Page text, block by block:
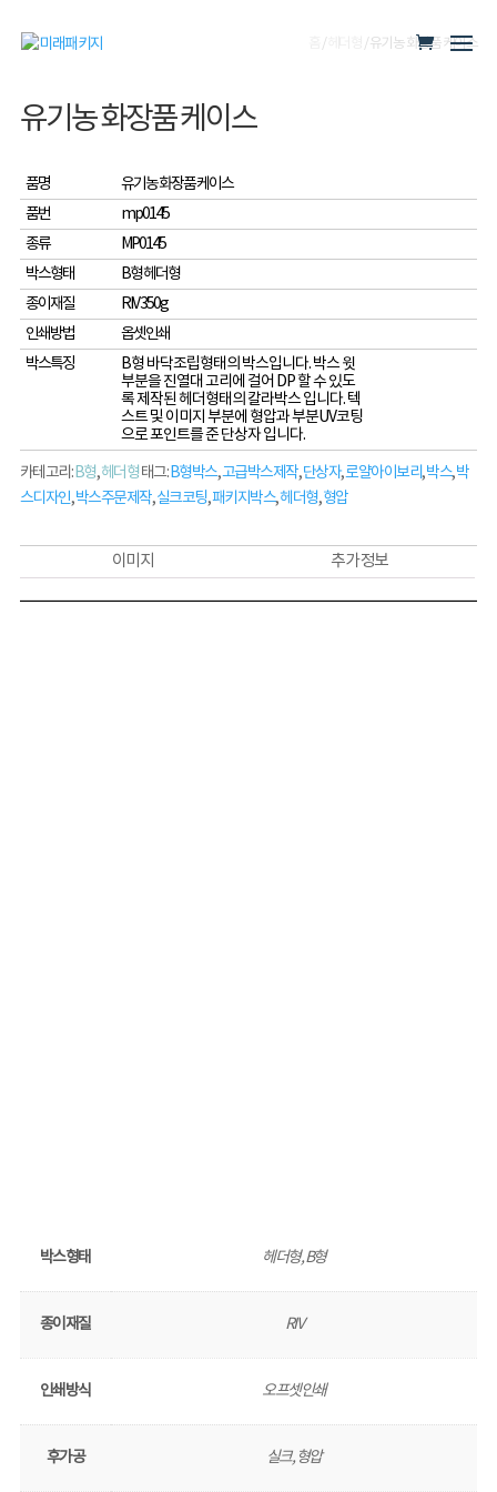
/ / 유기농 화장품 케이스
유기농 화장품 케이스
품명
유기농 화장품 케이스
품번
mp0145
종류
MP0145
박스형태
B형 헤더형
종이재질
RIV 350g
인쇄방법
옵셋인쇄
박스특징
B형 바닥조립형태의 박스입니다. 박스 윗
부분을 진열대 고리에 걸어 DP 할 수 있도
록 제작된 헤더형태의 칼라박스 입니다. 텍
스트 및 이미지 부분에 형압과 부분UV코팅
으로 포인트를 준 단상자 입니다.
카테고리: B형,헤더형태그: B형박스,고급박스제작,단상자,로얄아이보리,박스,박
스디자인,박스주문제작,실크코팅,패키지박스,헤더형,형압
이미지 추가 정보
박스형태 헤더형, B형
종이재질 RIV
인쇄방식 오프셋인쇄
후가공 실크, 형압